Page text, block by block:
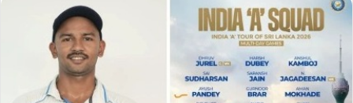
email